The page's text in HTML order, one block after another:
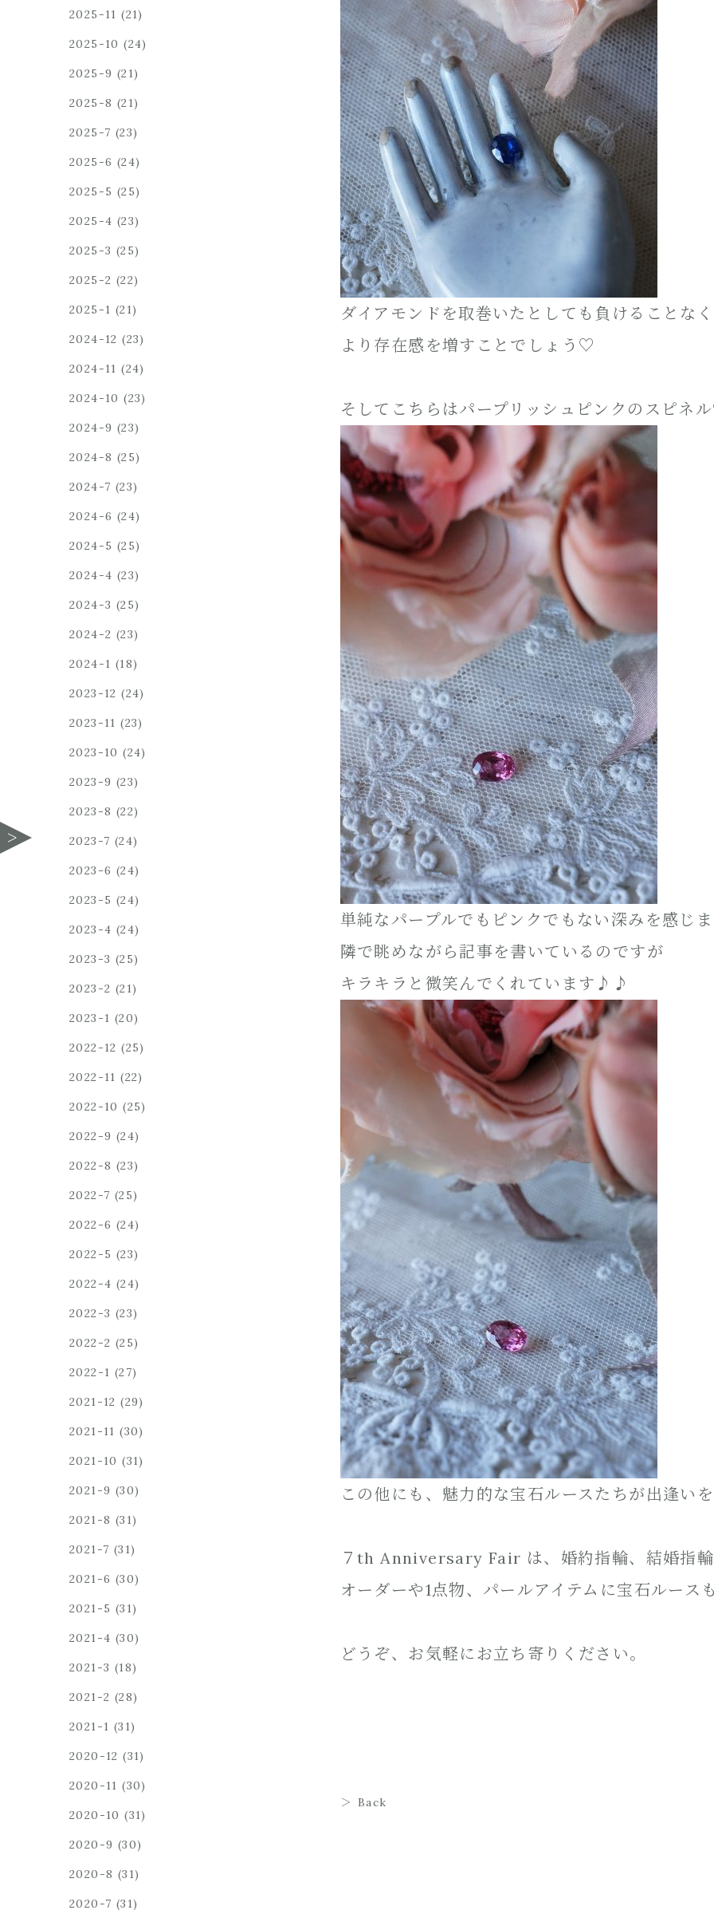
2025-11 (21)
2025-10 (24)
2025-9 (21)
2025-8 (21)
2025-7 (23)
2025-6 (24)
2025-5 (25)
2025-4 (23)
2025-3 (25)
2025-2 (22)
2025-1 (21)
2024-12 (23)
2024-11 (24)
2024-10 (23)
2024-9 (23)
2024-8 (25)
2024-7 (23)
2024-6 (24)
2024-5 (25)
2024-4 (23)
2024-3 (25)
2024-2 (23)
2024-1 (18)
2023-12 (24)
2023-11 (23)
2023-10 (24)
2023-9 (23)
2023-8 (22)
2023-7 (24)
2023-6 (24)
2023-5 (24)
2023-4 (24)
2023-3 (25)
2023-2 (21)
2023-1 (20)
2022-12 (25)
2022-11 (22)
2022-10 (25)
2022-9 (24)
2022-8 (23)
2022-7 (25)
2022-6 (24)
2022-5 (23)
2022-4 (24)
2022-3 (23)
2022-2 (25)
2022-1 (27)
2021-12 (29)
2021-11 (30)
2021-10 (31)
2021-9 (30)
2021-8 (31)
2021-7 (31)
2021-6 (30)
2021-5 (31)
2021-4 (30)
2021-3 (18)
2021-2 (28)
2021-1 (31)
2020-12 (31)
2020-11 (30)
2020-10 (31)
2020-9 (30)
2020-8 (31)
2020-7 (31)
ダイアモンドを取巻いたとしても負けることな
より存在感を増すことでしょう♡
そしてこちらはパープリッシュピンクのスピネ
単純なパープルでもピンクでもない深みを感じ
隣で眺めながら記事を書いているのですが
キラキラと微笑んでくれています♪♪
この他にも、魅力的な宝石ルースたちが出逢い
７th Anniversary Fair は、婚約指輪、結婚指
オーダーや1点物、パールアイテムに宝石ルース
どうぞ、お気軽にお立ち寄りください。
Back